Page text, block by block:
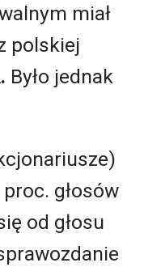
miał
polskiej
Było jednak
głosów
od głosu